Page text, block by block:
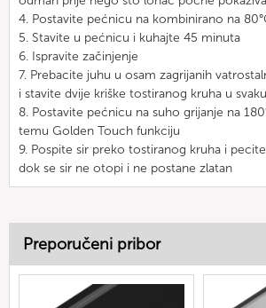
4. Postavite pećnicu na kombinirano na
5. Stavite u pećnicu i kuhajte 45 minuta
6. Ispravite začinjenje
7. Prebacite juhu u osam zagrijanih
i stavite dvije kriške tostiranog kruha u
8. Postavite pećnicu na suho grijanje na
temu Golden Touch funkciju
9. Pospite sir preko tostiranog kruha i pecite
dok se sir ne otopi i ne postane zlatan
Preporučeni pribor